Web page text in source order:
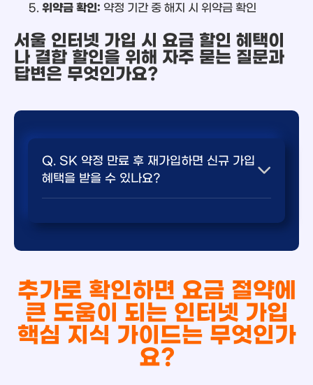
위약금 확인: 약정 기간 중 해지 시 위약금 확인
서울 인터넷 가입 시 요금 할인 혜택이
나 결합 할인을 위해 자주 묻는 질문과
답변은 무엇인가요?
Q. SK 약정 만료 후 재가입하면 신규 가입
혜택을 받을 수 있나요?
💬 요약 답변: 네, 약정 만료 후 재가입하면
A. 네, 약정 만료 후 재가입하면 신규 가입 혜택을
받을 수 있습니다. 다만, 조건이 있을 수 있으므로
SK 고객센터에 확인하시기 바랍니다.
추가로 확인하면 요금 절약에
큰 도움이 되는 인터넷 가입
핵심 지식 가이드는 무엇인가
요?